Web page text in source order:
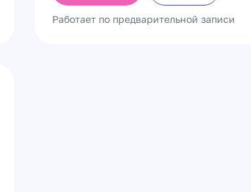
Работает по предварительной записи